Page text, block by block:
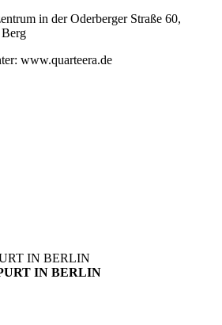
in der Oderberger Straße 60,
www.quarteera.de
IN BERLIN
IN BERLIN